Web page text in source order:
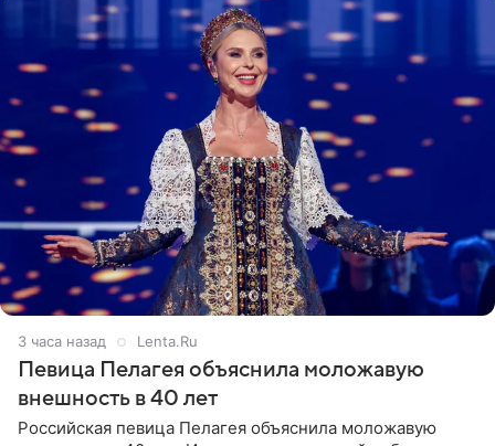
3 часа назад Lenta.Ru
Певица Пелагея объяснила моложавую
внешность в 40 лет
Российская певица Пелагея объяснила моложавую